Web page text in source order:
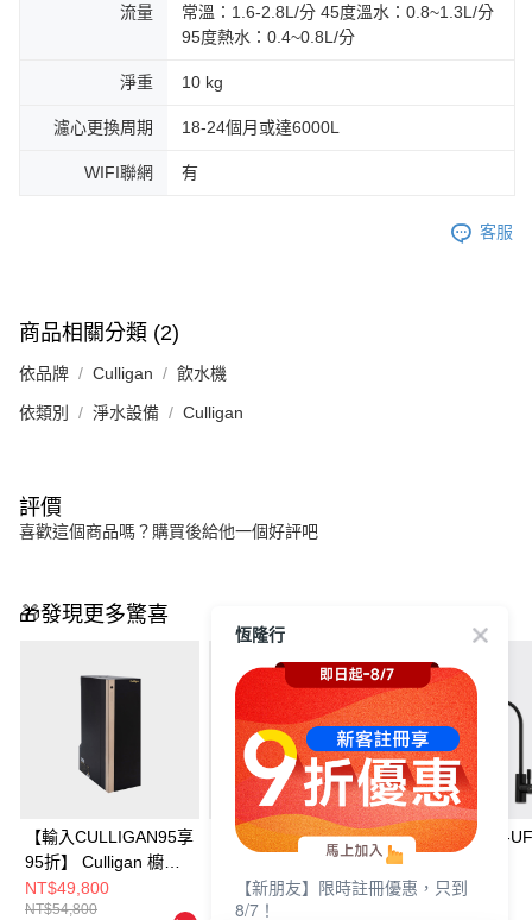
流量
常溫：1.6-2.8L/分 45度溫水：0.8~1.3L/分
95度熱水：0.4~0.8L/分
淨重 10 kg
濾心更換周期 18-24個月或達6000L
WIFI聯網 有
客服
商品相關分類 (2)
依品牌 Culligan 飲水機
依類別 淨水設備 Culligan
評價
喜歡這個商品嗎？購買後給他一個好評吧
🎁發現更多驚喜
【輸入CULLIGAN95享
95折】 Culligan 櫥下
RO瞬熱極美旗艦飲水
機 US-202C-TW
NT$49,800
NT$54,800
【輸入CULLIGAN95享
95折】 Culligan櫥下
RO瞬熱雙溫飲水機 (此
機型適用電壓為
NT$39,800
NT$45,800
Culligan MCH-
濾淨水器
NT$6,888
恆隆行
【新朋友】限時註冊優惠，只到
8/7！